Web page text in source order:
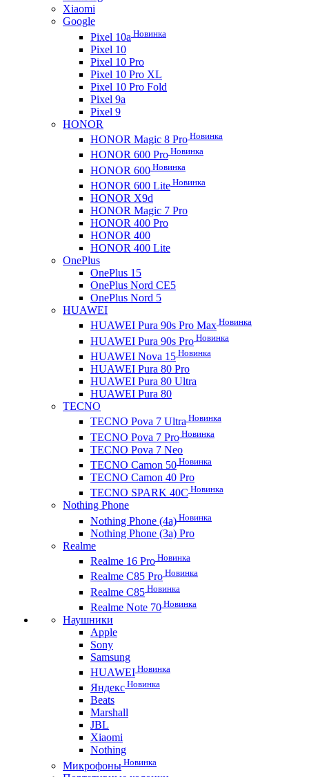
Xiaomi
Google
Pixel 10a Новинка
Pixel 10
Pixel 10 Pro
Pixel 10 Pro XL
Pixel 10 Pro Fold
Pixel 9a
Pixel 9
HONOR
HONOR Magic 8 Pro Новинка
HONOR 600 Pro Новинка
HONOR 600 Новинка
HONOR 600 Lite Новинка
HONOR X9d
HONOR Magic 7 Pro
HONOR 400 Pro
HONOR 400
HONOR 400 Lite
OnePlus
OnePlus 15
OnePlus Nord CE5
OnePlus Nord 5
HUAWEI
HUAWEI Pura 90s Pro Max Новинка
HUAWEI Pura 90s Pro Новинка
HUAWEI Nova 15 Новинка
HUAWEI Pura 80 Pro
HUAWEI Pura 80 Ultra
HUAWEI Pura 80
TECNO
TECNO Pova 7 Ultra Новинка
TECNO Pova 7 Pro Новинка
TECNO Pova 7 Neo
TECNO Camon 50 Новинка
TECNO Camon 40 Pro
TECNO SPARK 40C Новинка
Nothing Phone
Nothing Phone (4a) Новинка
Nothing Phone (3a) Pro
Realme
Realme 16 Pro Новинка
Realme C85 Pro Новинка
Realme C85 Новинка
Realme Note 70 Новинка
Наушники
Apple
Sony
Samsung
HUAWEI Новинка
Яндекс Новинка
Beats
Marshall
JBL
Xiaomi
Nothing
Микрофоны Новинка